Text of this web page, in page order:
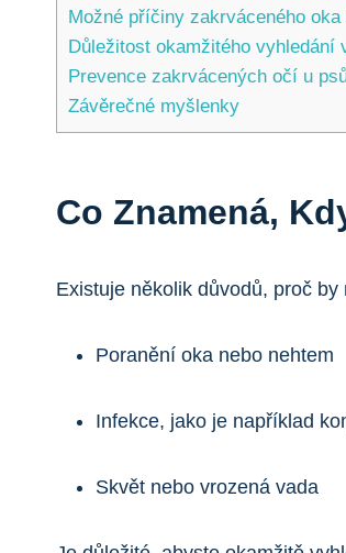
Možné příčiny zakrváceného oka
Důležitost okamžitého vyhledání
Prevence zakrvácených očí u
Závěrečné myšlenky
Co Znamená,
Existuje několik důvodů, proč
Poranění oka nebo nehtem
Infekce, jako je například
Skvět nebo vrozená vada